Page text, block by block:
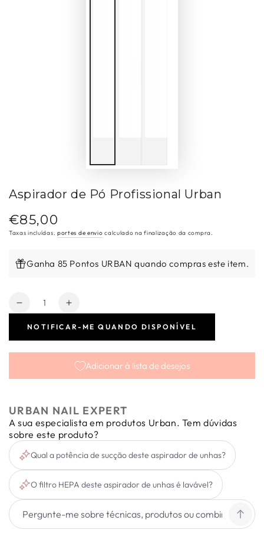
Aspirador de Pó Profissional Urban
Preço
regular
€85,00
Taxas incluídas. portes de envio calculado na finalização da compra.
Ganha 85 Pontos URBAN quando compras este item.
Quantidade
Diminuir
quantidade
Pó
Urban
Aumentar
quantidade
de
Pó
Urban
NOTIFICAR-ME QUANDO DISPONÍVEL
Adicionar à lista de desejos
URBAN NAIL EXPERT
A sua especialista em produtos Urban. Tem dúvidas
sobre este produto?
Qual a potência de sucção deste aspirador de unhas?
O filtro HEPA deste aspirador de unhas é lavável?